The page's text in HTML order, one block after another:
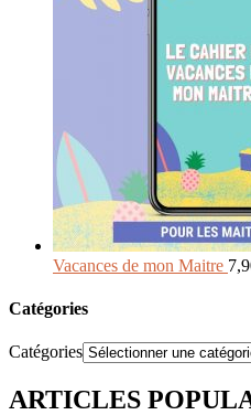
Vacances de mon Maitre
Catégories
Catégories
ARTICLES